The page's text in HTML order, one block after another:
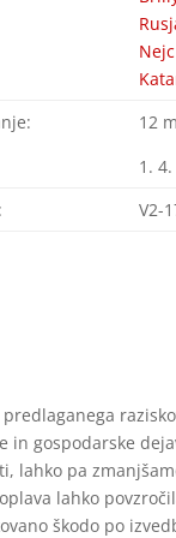
12
1.
V2-
predlaganega
in gospodarske
lahko pa
lahko
škodo po